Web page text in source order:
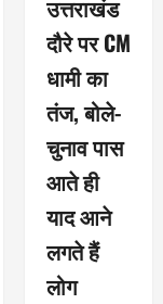
उत्तराखंड
दौरे पर CM
धामी का
तंज, बोले-
चुनाव पास
आते ही
याद आने
लगते हैं
लोग